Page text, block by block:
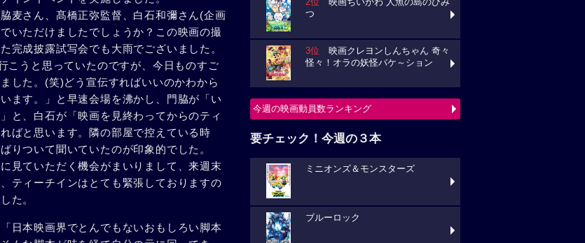
麦さん、髙橋正弥監督、白石和彌さん(企画
いただけましたでしょうか？この映画の撮
完成披露試写会でも大雨でございました。
こうと思っていたのですが、今日ものすご
した。(笑)どう宣伝すればいいのかわから
ます。」と早速会場を沸かし、門脇が「い
と、白石が「映画を見終わってからのティ
ばと思います。隣の部屋で控えている時
りついて聞いていたのが印象的でした。
見ていただく機会がまいりまして、来週末
ティーチインはとても緊張しておりますの
た。
日本映画界でとんでもないおもしろい脚本
2位 映画ちいかわ 人魚の島のひみ
つ
3位 映画クレヨンしんちゃん 奇々
怪々！オラの妖怪バケ～ション
今週の映画動員数ランキング
要チェック！今週の３本
ミニオンズ＆モンスターズ
ブルーロック